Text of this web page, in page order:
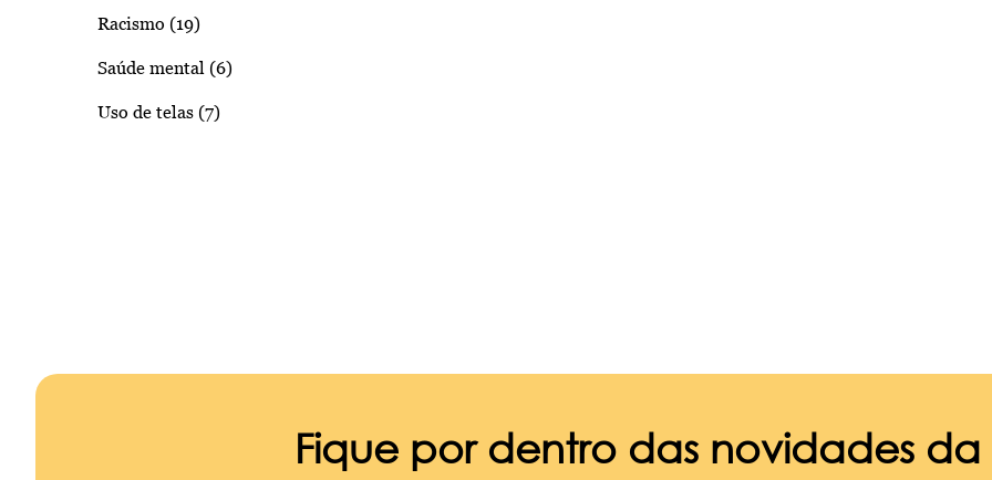
Racismo (19)
Saúde mental (6)
Uso de telas (7)
Fique por dentro das novidades